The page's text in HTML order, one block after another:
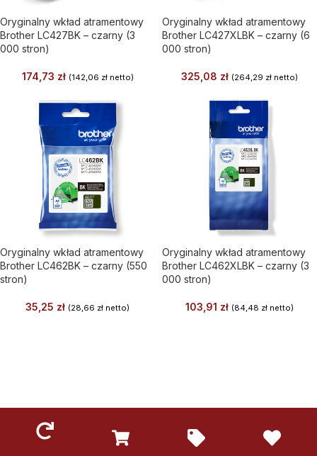
Oryginalny wkład atramentowy
Brother LC427BK – czarny (3
000 stron)
174,73 zł (142,06 złnetto)
Oryginalny wkład atramentowy
Brother LC427XLBK – czarny (6
000 stron)
325,08 zł (264,29 zł netto)
Oryginalny wkład atramentowy
Brother LC462BK – czarny (550
stron)
35,25 zł (28,66 zł netto)
Oryginalny wkład atramentowy
Brother LC462XLBK – czarny (3
000 stron)
103,91 zł (84,48 zł netto)